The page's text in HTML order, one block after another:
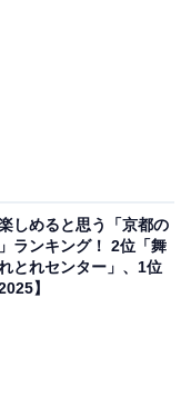
しめると思う「京都の
ランキング！ 2位「舞
とれセンター」、1位
】